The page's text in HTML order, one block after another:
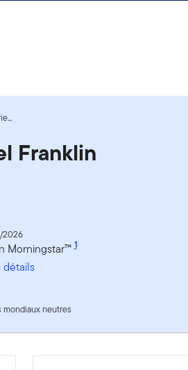
Franklin
2026
Morningstar™1
détails
mondiaux neutres